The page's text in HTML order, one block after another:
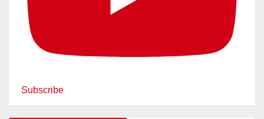
Subscribe